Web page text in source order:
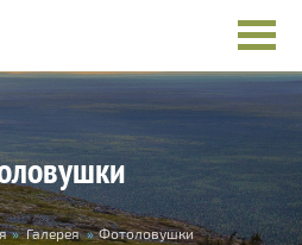
» Галерея » Фотоловушки